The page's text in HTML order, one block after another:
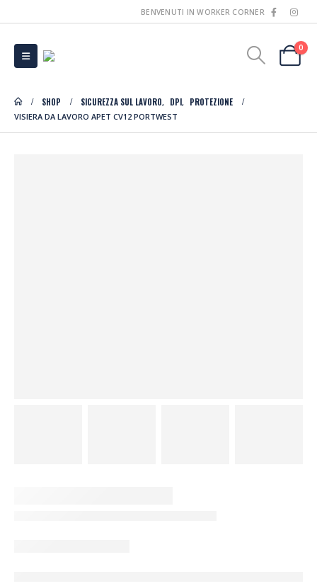
BENVENUTI IN WORKER CORNER
0
SHOP SICUREZZA SUL LAVORO, DPI, PROTEZIONE
VISIERA DA LAVORO APET CV12 PORTWEST